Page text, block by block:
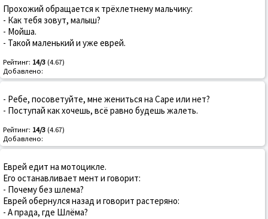
Прохожий обращается к трёхлетнему мальчику:
- Как тебя зовут, малыш?
- Мойша.
- Такой маленький и уже еврей.
Рейтинг: 14/3 (4.67)
Добавлено:
- Ребе, посоветуйте, мне жениться на Саре или нет?
- Поступай как хочешь, всё равно будешь жалеть.
Рейтинг: 14/3 (4.67)
Добавлено:
Еврей едит на мотоцикле.
Его останавливает мент и говорит:
- Почему без шлема?
Еврей обернулся назад и говорит растеряно:
- А прада, где Шлёма?